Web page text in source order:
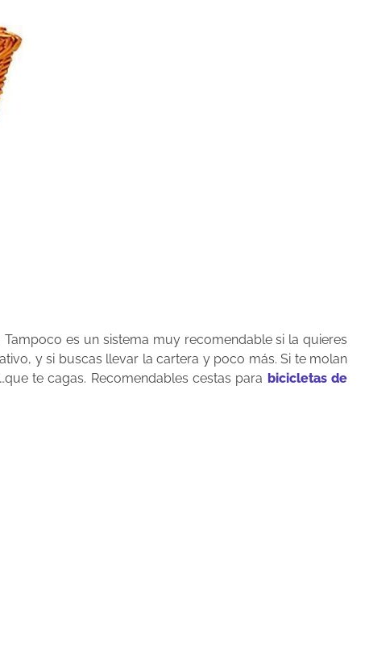
es un sistema muy recomendable si la quieres
y si buscas llevar la cartera y poco más. Si te molan
te cagas. Recomendables cestas para bicicletas de